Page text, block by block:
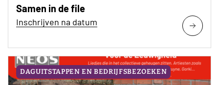
Samen in de file
Inschrijven na datum
DAGUITSTAPPEN EN BEDRIJFSBEZOEKEN